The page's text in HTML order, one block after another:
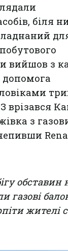
біля
вийшов з
допомога
врізався
з
обставин
газові
жителі